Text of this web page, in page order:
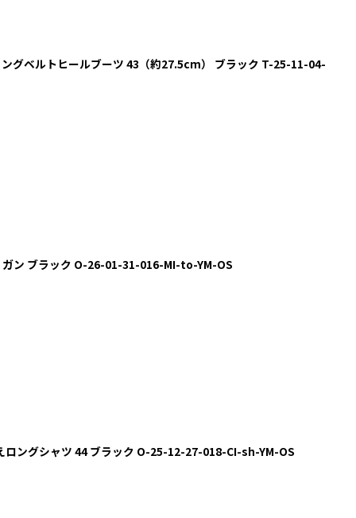
グベルトヒールブーツ 43（約27.5cm） ブラック T-25-11-04-
ガン ブラック O-26-01-31-016-MI-to-YM-OS
ロングシャツ 44 ブラック O-25-12-27-018-CI-sh-YM-OS